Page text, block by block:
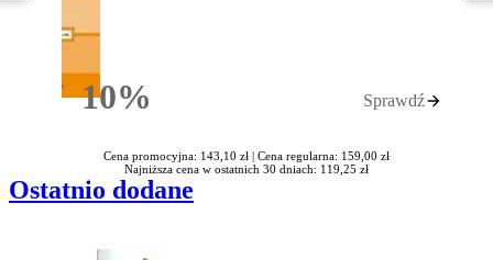
10%Rabatu Sprawdź
Cena promocyjna: 143,10 zł | Cena regularna: 159,00 zł
Najniższa cena w ostatnich 30 dniach: 119,25 zł
Ostatnio dodane